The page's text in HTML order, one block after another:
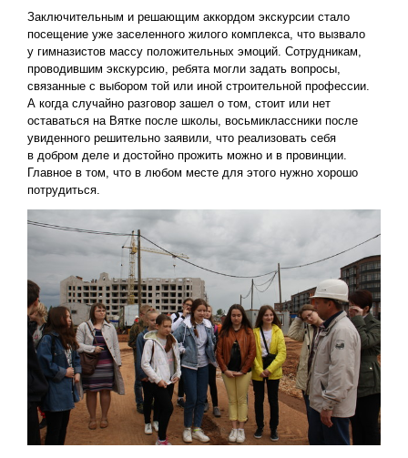
Заключительным и решающим аккордом экскурсии стало
посещение уже заселенного жилого комплекса, что вызвало
у гимназистов массу положительных эмоций. Сотрудникам,
проводившим экскурсию, ребята могли задать вопросы,
связанные с выбором той или иной строительной профессии.
А когда случайно разговор зашел о том, стоит или нет
оставаться на Вятке после школы, восьмиклассники после
увиденного решительно заявили, что реализовать себя
в добром деле и достойно прожить можно и в провинции.
Главное в том, что в любом месте для этого нужно хорошо
потрудиться.